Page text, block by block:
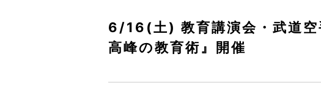
6/16(土) 教育講演会・武道空
高峰の教育術』開催